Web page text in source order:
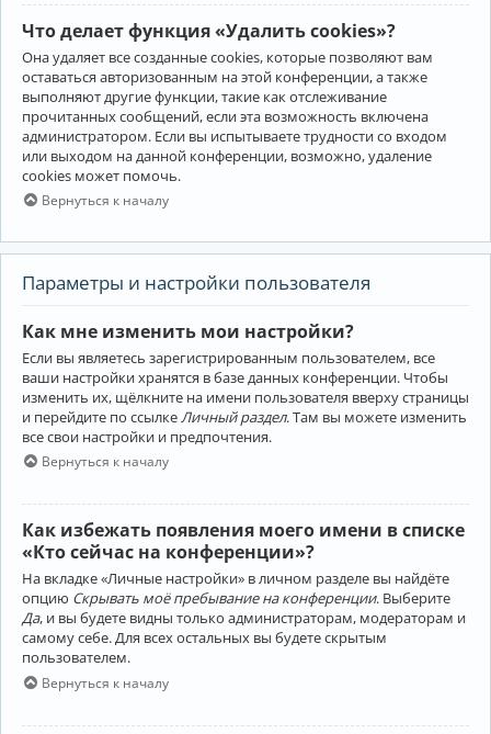
Что делает функция «Удалить cookies»?
Она удаляет все созданные cookies, которые позволяют вам
оставаться авторизованным на этой конференции, а также
выполняют другие функции, такие как отслеживание
прочитанных сообщений, если эта возможность включена
администратором. Если вы испытываете трудности со входом
или выходом на данной конференции, возможно, удаление
cookies может помочь.
Вернуться к началу
Параметры и настройки пользователя
Как мне изменить мои настройки?
Если вы являетесь зарегистрированным пользователем, все
ваши настройки хранятся в базе данных конференции. Чтобы
изменить их, щёлкните на имени пользователя вверху страницы
и перейдите по ссылке Личный раздел. Там вы можете изменить
все свои настройки и предпочтения.
Вернуться к началу
Как избежать появления моего имени в списке
«Кто сейчас на конференции»?
На вкладке «Личные настройки» в личном разделе вы найдёте
опцию Скрывать моё пребывание на конференции. Выберите
Да, и вы будете видны только администраторам, модераторам и
самому себе. Для всех остальных вы будете скрытым
пользователем.
Вернуться к началу